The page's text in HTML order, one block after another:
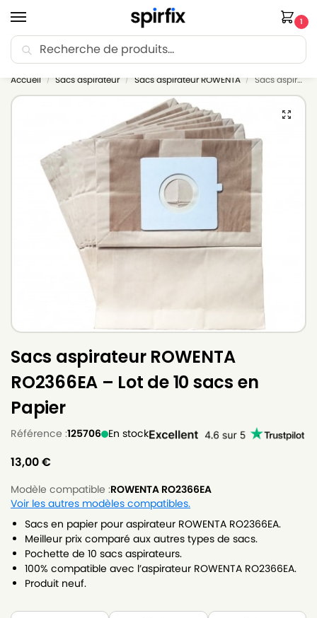
1
🚚 Livraison Point Relais offerte dès 30€ d’achat.
Accueil / Sacs aspirateur / Sacs aspirateur ROWENTA / Sacs aspirateur ROWENTA RO2366EA – Lot de 10 sacs en Papier
Sacs aspirateur ROWENTA
RO2366EA – Lot de 10 sacs en
Papier
Référence :125706 En stock
13,00€
Modèle compatible :ROWENTA RO2366EA
Voir les autres modèles compatibles.
Sacs en papier pour aspirateur ROWENTA RO2366EA.
Meilleur prix comparé aux autres types de sacs.
Pochette de 10 sacs aspirateurs.
100% compatible avec l’aspirateur ROWENTA RO2366EA.
Produit neuf.